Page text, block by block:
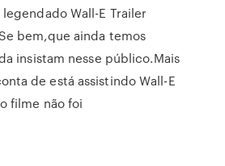
legendado Wall-E Trailer
bem,que ainda temos
insistam nesse público.Mais
de está assistindo Wall-E
filme não foi